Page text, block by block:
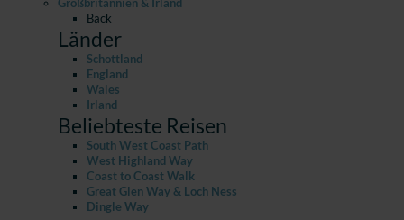
Back
Länder
Schottland
England
Wales
Irland
Beliebteste Reisen
South West Coast Path
West Highland Way
Coast to Coast Walk
Great Glen Way & Loch Ness
Dingle Way